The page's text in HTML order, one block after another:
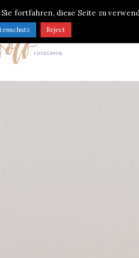
fortfahren, diese Seite zu
Reject